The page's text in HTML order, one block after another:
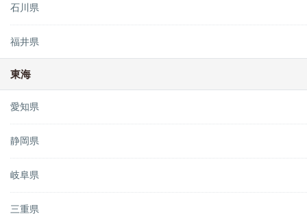
石川県
福井県
東海
愛知県
静岡県
岐阜県
三重県